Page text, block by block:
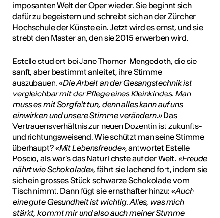
imposanten Welt der Oper wieder. Sie beginnt sich
dafür zu begeistern und schreibt sich an der Zürcher
Hochschule der Künste ein. Jetzt wird es ernst, und sie
strebt den Master an, den sie 2015 erwerben wird.
Estelle studiert bei Jane Thorner-Mengedoth, die sie
sanft, aber bestimmt anleitet, ihre Stimme
auszubauen. «Die Arbeit an der Gesangstechnik ist
vergleichbar mit der Pflege eines Kleinkindes. Man
muss es mit Sorgfalt tun, denn alles kann auf uns
einwirken und unsere Stimme verändern.»Das
Vertrauensverhältnis zur neuen Dozentin ist zukunfts-
und richtungsweisend. Wie schützt man seine Stimme
überhaupt? «Mit Lebensfreude»,antwortet Estelle
Poscio, als wär’s das Natürlichste auf der Welt. «Freude
nährt wie Schokolade», fährt sie lachend fort, indem sie
sich ein grosses Stück schwarze Schokolade vom
Tisch nimmt. Dann fügt sie ernsthafter hinzu: «Auch
eine gute Gesundheit ist wichtig. Alles, was mich
stärkt, kommt mir und also auch meiner Stimme